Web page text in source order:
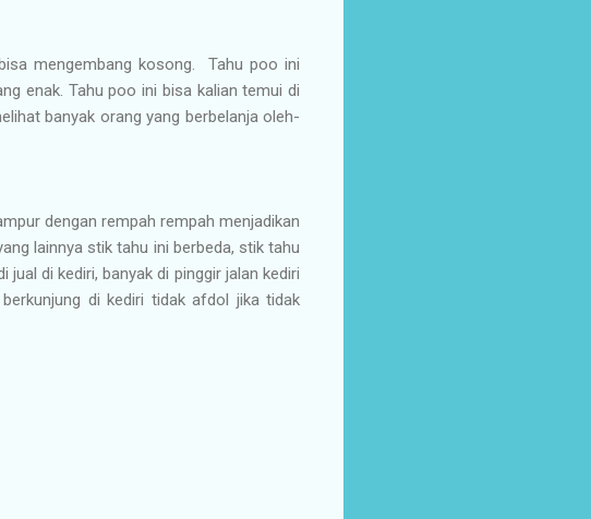
mengembang kosong. Tahu poo ini
enak. Tahu poo ini bisa kalian temui di
banyak orang yang berbelanja oleh-
dengan rempah rempah menjadikan
lainnya stik tahu ini berbeda, stik tahu
di kediri, banyak di pinggir jalan kediri
di kediri tidak afdol jika tidak